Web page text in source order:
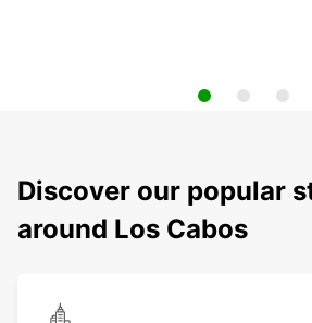
Discover our popular
around Los Cabos